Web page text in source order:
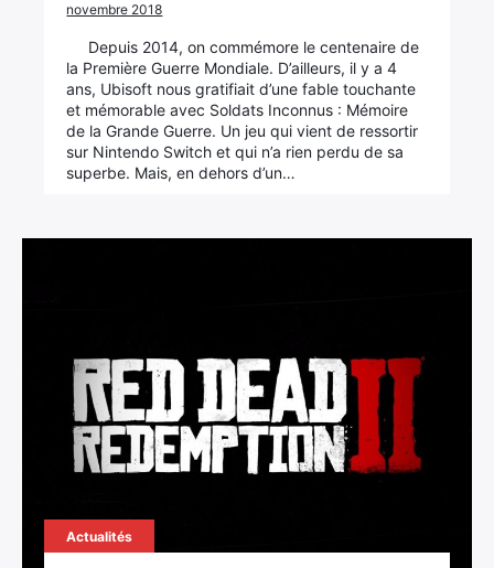
novembre 2018
Depuis 2014, on commémore le centenaire de
la Première Guerre Mondiale. D’ailleurs, il y a 4
ans, Ubisoft nous gratifiait d’une fable touchante
et mémorable avec Soldats Inconnus : Mémoire
de la Grande Guerre. Un jeu qui vient de ressortir
sur Nintendo Switch et qui n’a rien perdu de sa
superbe. Mais, en dehors d’un…
Actualités